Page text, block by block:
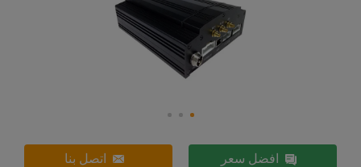
افضل سعر اتصل بنا